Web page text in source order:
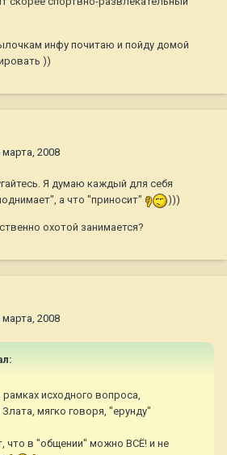
инфу почитаю и пойду домой
))
марта, 2008
Я думаю каждый для себя
а что "приносит"
)))
охотой занимается?
марта, 2008
исходного вопроса,
мягко говоря, "ерунду"
что в "общении" можно ВСЁ! и не